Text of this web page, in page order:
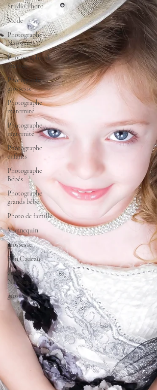
Studio Photo
Mode
Photographe
Naissance
Photographie de
mariage
Photographe
grossesse
Photographe
maternité
Photographe
maternité
Photographe
enfants
Photographe
Bébés
Photographe
grands bébé
Photo de famille
Mannequin
grossesse
Bon Cadeau
Cadeau
Naissance
grossesse